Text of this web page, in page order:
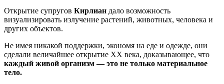
Открытие супругов Кирлиан дало возможность
визуализировать излучение растений, животных, человека и
других объектов.
Не имея никакой поддержки, экономя на еде и одежде, они
сделали величайшее открытие XX века, доказывающее, что
каждый живой организм — это не только материальное
тело.